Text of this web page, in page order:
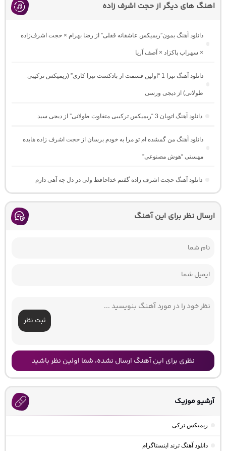
اهنگ های دیگر از حجت اشرف زاده
دانلود آهنگ بمون”ریمیکس عاشقانه قفلی” از رضا بهرام × حجت اشرف‌زاده
× سهراب پاکزاد × آصف آریا
دانلود آهنگ تیرا 1 “اولین قسمت از پادکست تیرا کاری” (ریمیکس ترکیبی
طولانی) از دیجی ورسی
دانلود آهنگ اتوبان 3 “ریمیکس ترکیبی متفاوت طولانی” از دیجی سید
دانلود آهنگ من گمشده ام تو مرا به خودم برسان از حجت اشرف زاده هایده
مهستی “هوش مصنوعی”
دانلود آهنگ حجت اشرف زاده گفتم خداحافظ ولی در دل چه آهی دارم
ارسال نظر برای این آهنگ
ثبت نظر
نظری برای این آهنگ ارسال نشده، شما اولین نظر باشید
آرشیو موزیک
ریمیکس ترکی
دانلود آهنگ ترند اینستاگرام